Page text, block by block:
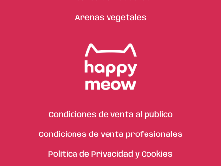
Arenas vegetales
Condiciones de venta al público
Condiciones de venta profesionales
Política de Privacidad y Cookies